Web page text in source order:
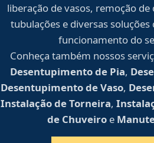
liberação de vasos, remoção
tubulações e diversas
funcionamento do
Conheça também nossos
Desentupimento de Pia,
Desentupimento de Vaso,
Instalação de Torneira,
de Chuveiro e